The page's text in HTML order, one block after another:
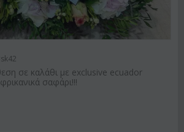
σε καλάθι με exclusive ecuador
σαφάρι!!!